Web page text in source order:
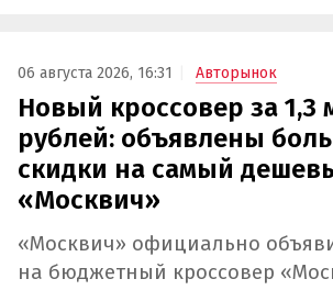
06 августа 2026, 16:31 Авторынок
Новый кроссовер за 1,3
рублей: объявлены
скидки на самый
«Москвич»
«Москвич» официально
на бюджетный кроссовер